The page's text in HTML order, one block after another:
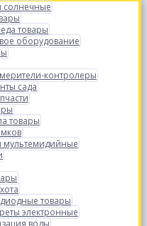
солнечные
товары
оборудование
контролеры
сада
товары
мультемидийные
товары
электронные
воды